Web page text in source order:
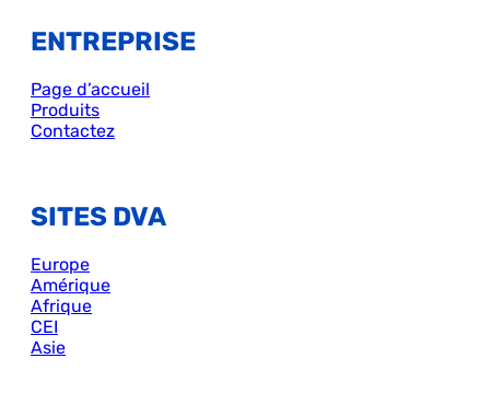
ENTREPRISE
Page d’accueil
Produits
Contactez
SITES DVA
Europe
Amérique
Afrique
CEI
Asie